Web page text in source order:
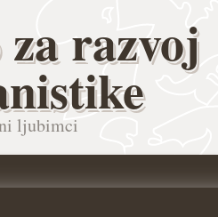
razvoj
ljubimci